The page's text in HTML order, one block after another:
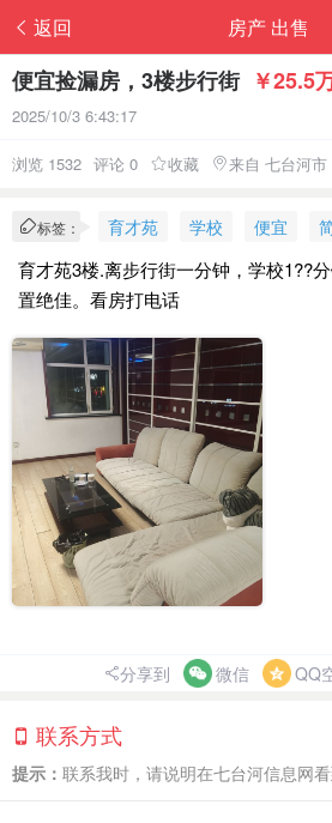
返回 房产 出售
便宜捡漏房，3楼步行街 ￥25.5
2025/10/3 6:43:17
浏览 1532 评论 0 收藏 来自 七台河市
标签： 育才苑 学校 便宜
育才苑3楼.离步行街一分钟，学校1??
置绝佳。看房打电话
分享到 微信 QQ
联系方式
提示： 联系我时，请说明在七台河信息网看